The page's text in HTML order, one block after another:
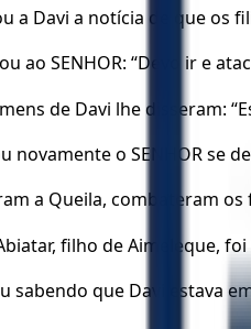
a Davi a notícia de que os
ao SENHOR: “Devo ir e
de Davi lhe disseram:
novamente o SENHOR se
a Queila, combateram
filho de Aimeleque,
sabendo que Davi estava